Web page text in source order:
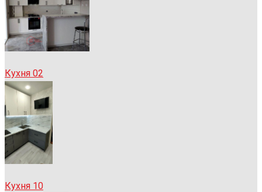
Кухня 02
Кухня 10